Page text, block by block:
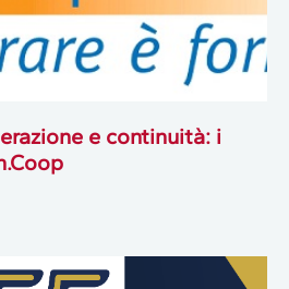
e continuità: i